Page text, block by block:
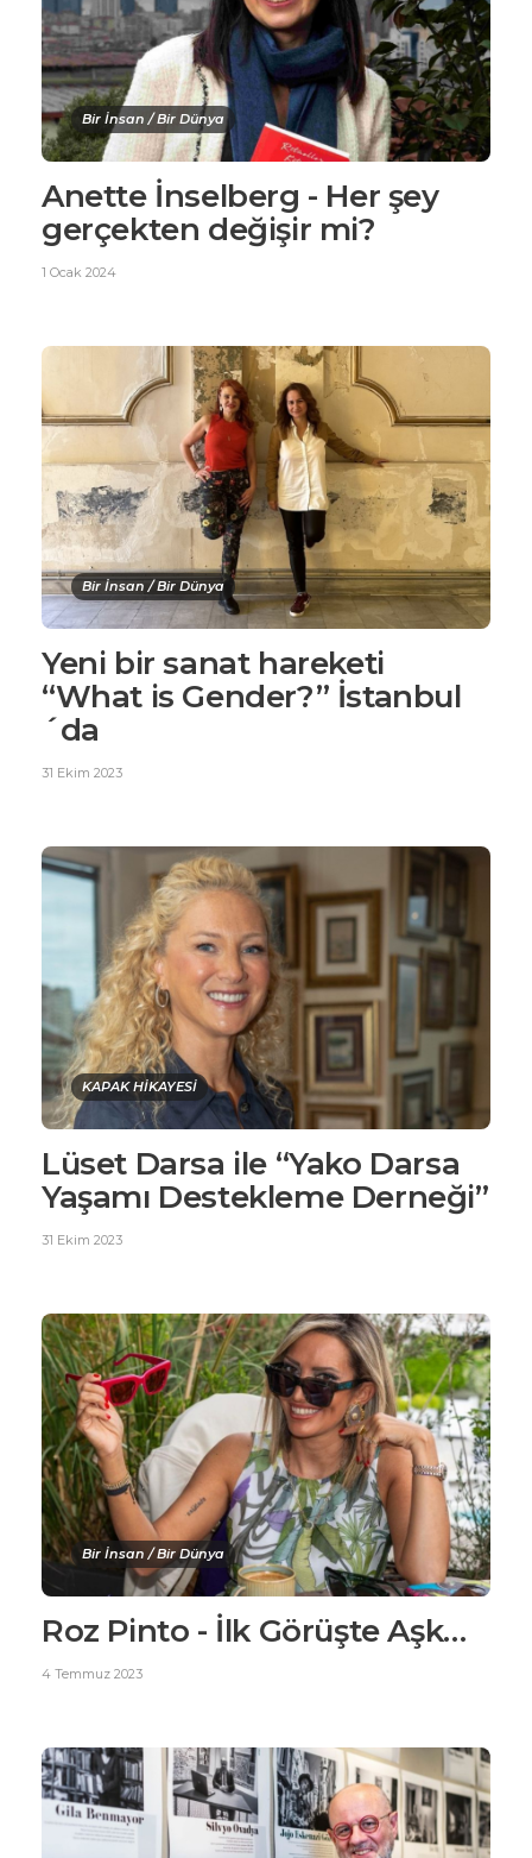
Bir İnsan / Bir Dünya
Anette İnselberg - Her şey
gerçekten değişir mi?
1 Ocak 2024
Bir İnsan / Bir Dünya
Yeni bir sanat hareketi
“What is Gender?” İstanbul
´da
31 Ekim 2023
KAPAK HİKAYESİ
Lüset Darsa ile “Yako Darsa
Yaşamı Destekleme Derneği”
31 Ekim 2023
Bir İnsan / Bir Dünya
Roz Pinto - İlk Görüşte Aşk…
4 Temmuz 2023